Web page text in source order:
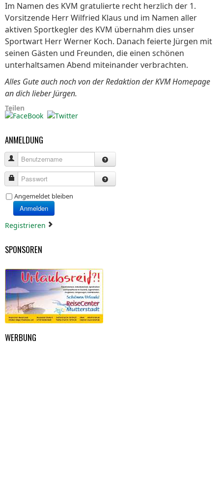
Im Namen des KVM gratulierte recht herzlich der 1.
Vorsitzende Herr Wilfried Klaus und im Namen aller
aktiven Sportkegler des KVM übernahm dies unser
Sportwart Herr Werner Koch. Danach feierte Jürgen mit
seinen Gästen und Freunden, die einen schönen
unterhaltsamen Abend miteinander verbrachten.
Alles Gute auch noch von der Redaktion der KVM Homepage
an dich lieber Jürgen.
Teilen
ANMELDUNG
Benutzername
Passwort
Angemeldet bleiben
Anmelden
Registrieren
SPONSOREN
WERBUNG